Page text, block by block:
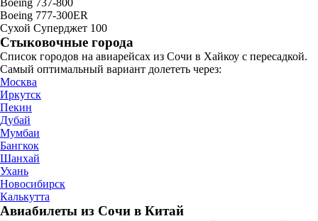
Boeing 777-300ER
Сухой Суперджет 100
Стыковочные города
Список городов на авиарейсах из Сочи в Хайкоу с пересадкой.
Самый оптимальный вариант долететь через:
Москва
Иркутск
Пекин
Дубай
Мумбаи
Бангкок
Шанхай
Ухань
Новосибирск
Калькутта
Авиабилеты из Сочи в Китай